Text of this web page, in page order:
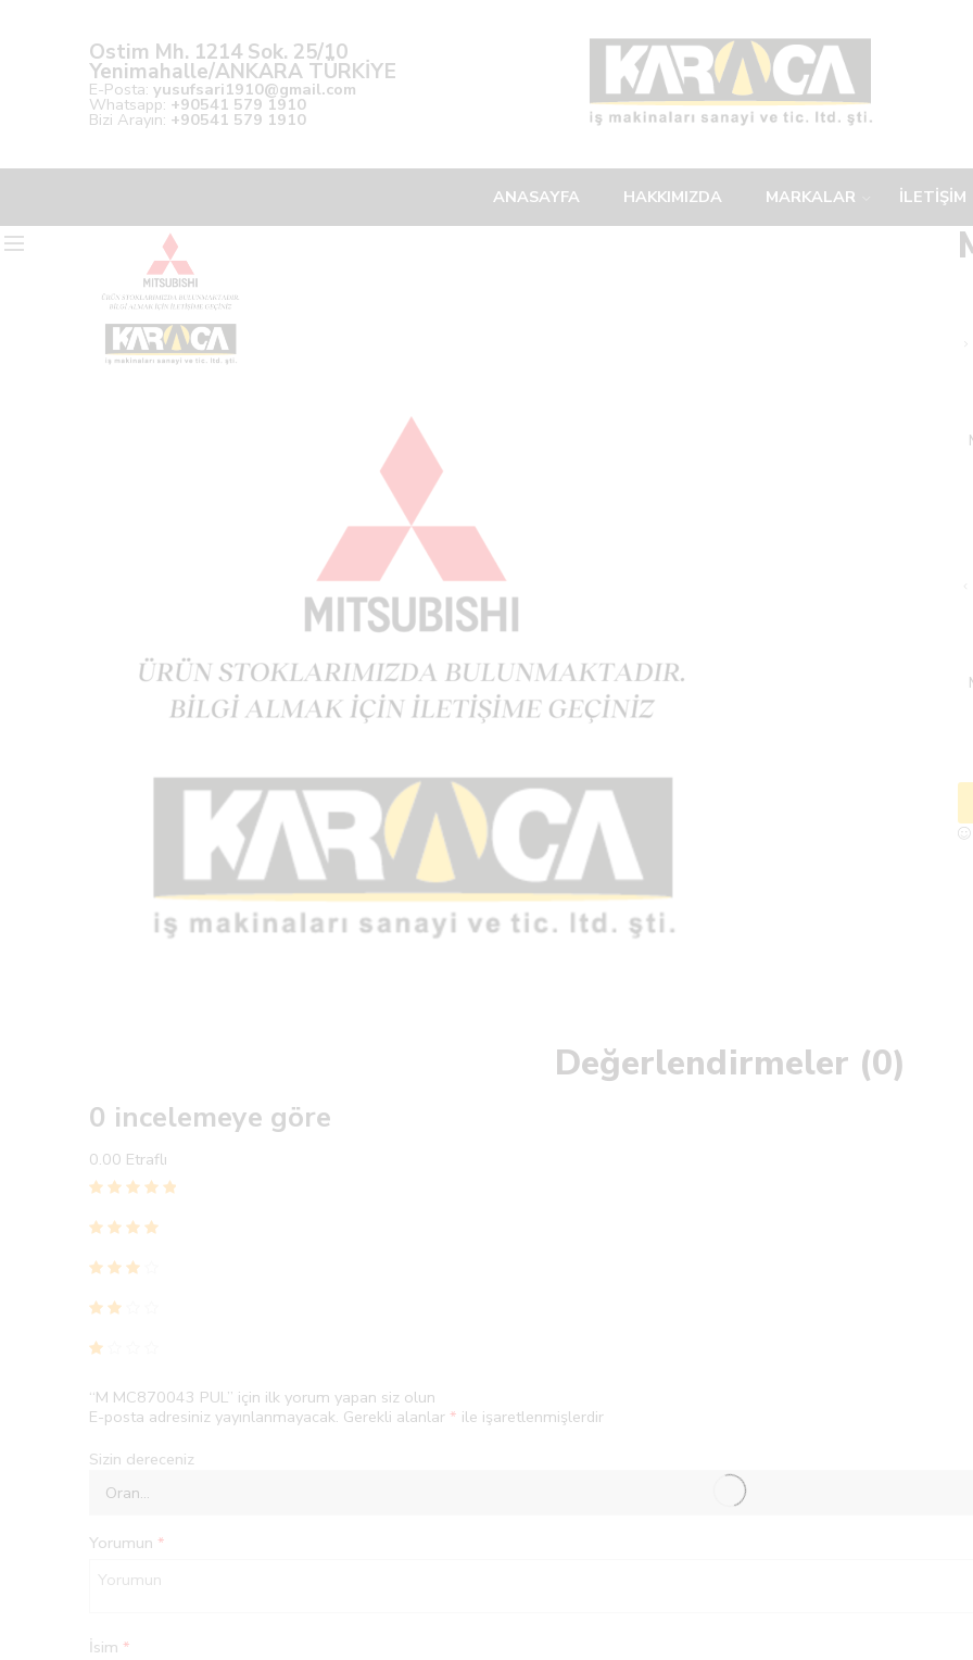
Ostim Mh. 1214 Sok. 25/10
Yenimahalle/ANKARA TÜRKİYE
E-Posta: yusufsari1910@gmail.com
Whatsapp: +90541 579 1910
Bizi Arayın: +90541 579 1910
ANASAYFA HAKKIMIZDA MARKALAR İLETİŞİM
Değerlendirmeler (0)
0 incelemeye göre
0.00 Etraflı
“M MC870043 PUL” için ilk yorum yapan siz olun
E-posta adresiniz yayınlanmayacak. Gerekli alanlar * ile işaretlenmişlerdir
Sizin dereceniz
Yorumun *
İsim *